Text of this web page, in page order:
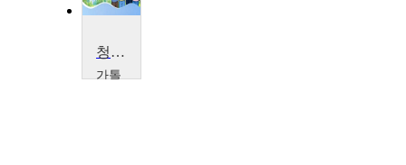
청소년복지론
가톨